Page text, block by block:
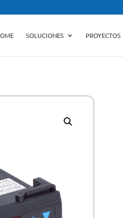
SOLUCIONES PROYECTOS